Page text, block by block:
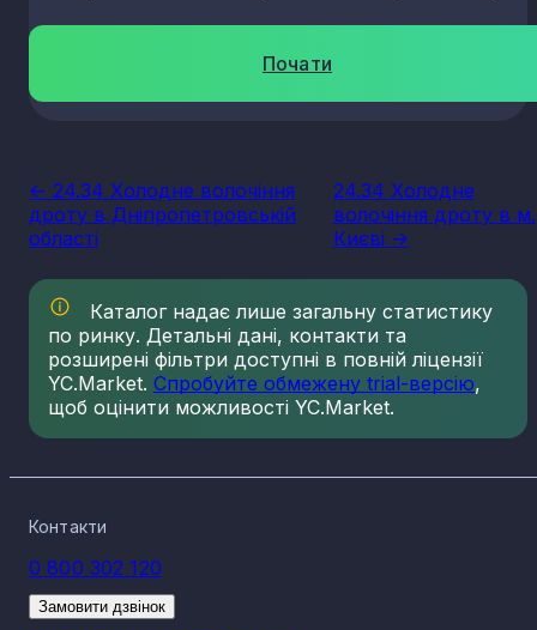
Почати
<- 24.34 Холодне волочіння
дроту в Дніпропетровській
області
24.34 Холодне
волочіння дроту в м.
Києві ->
Каталог надає лише загальну статистику
по ринку. Детальні дані, контакти та
розширені фільтри доступні в повній ліцензії
YC.Market. Спробуйте обмежену trial-версію,
щоб оцінити можливості YC.Market.
Контакти
0 800 302 120
Замовити дзвінок